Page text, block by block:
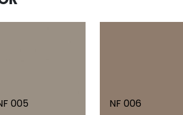
005 NF 006